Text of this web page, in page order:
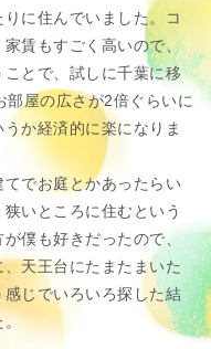
に住んでいました。コ
賃もすごく⾼いので、
とで、試しに千葉に移
部屋の広さが2倍ぐらいに
か経済的に楽になりま
でお庭とかあったらい
いところに住むという
僕も好きだったので、
天王台にたまたまいた
じでいろいろ探した結
。